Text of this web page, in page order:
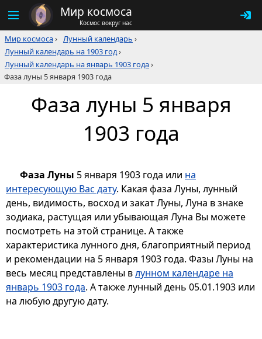
Мир космоса
Космос вокруг нас
Мир космоса› Лунный календарь ›
Лунный календарь на 1903 год›
Лунный календарь на январь 1903 года›
Фаза луны 5 января 1903 года
Фаза луны 5 января
1903 года
Фаза Луны 5 января 1903 года или на
интересующую Вас дату. Какая фаза Луны, лунный
день, видимость, восход и закат Луны, Луна в знаке
зодиака, растущая или убывающая Луна Вы можете
посмотреть на этой странице. А также
характеристика лунного дня, благоприятный период
и рекомендации на 5 января 1903 года. Фазы Луны на
весь месяц представлены влунном календаре на
январь 1903 года. А также лунный день 05.01.1903 или
на любую другую дату.